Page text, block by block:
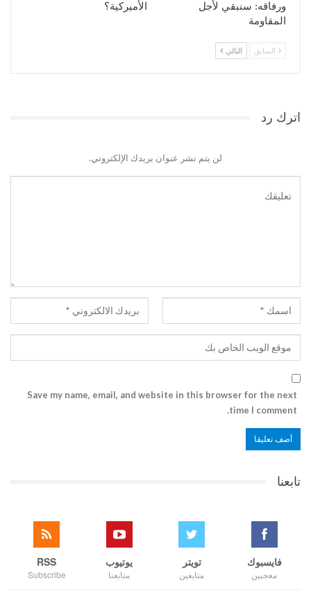
ورفاقه: سنبقي لأجل
المقاومة
الأميركية؟
السابق التالي
اترك رد
لن يتم نشر عنوان بريدك الإلكتروني.
Save my name, email, and website in this browser for the next
time I comment.
تابعنا
فايسبوك
معجبين
تويتر
متابعين
يوتيوب
متابعنا
RSS
Subscribe